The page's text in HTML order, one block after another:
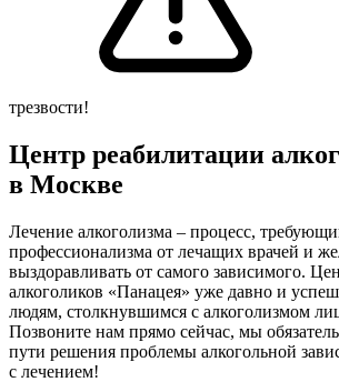
трезвости!
Центр реабилитации
в Москве
Лечение алкоголизма – процесс,
профессионализма от лечащих врачей и
выздоравливать от самого зависимого.
алкоголиков «Панацея» уже давно и
людям, столкнувшимся с алкоголизмом
Позвоните нам прямо сейчас, мы
пути решения проблемы алкогольной
с лечением!